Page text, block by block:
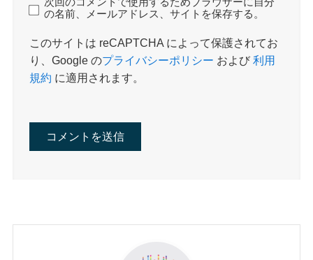
次回のコメントで使用するためブラウザーに自分
の名前、メールアドレス、サイトを保存する。
このサイトは reCAPTCHA によって保護されてお
り、Google のプライバシーポリシー および利用
規約 に適用されます。